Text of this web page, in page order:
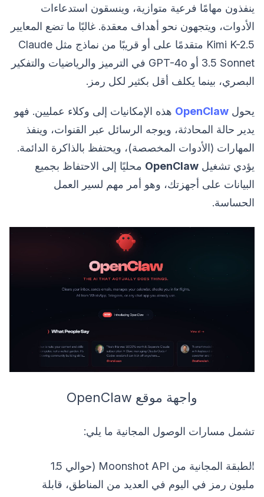
ينفذون مهامًا فرعية متوازية، وينسقون استدعاءات
الأدوات، ويتجهون نحو أهداف معقدة. غالبًا ما تضع المعايير
Kimi K-2.5 متقدمًا على أو قريبًا من نماذج مثل Claude
3.5 Sonnet أو GPT-4o في الترميز والرياضيات والتفكير
البصري، بينما يكلف أقل بكثير لكل رمز.
يحول OpenClaw هذه الإمكانيات إلى وكلاء عمليين. فهو
يدير حالة المحادثة، ويوجه الرسائل عبر القنوات، وينفذ
المهارات (الأدوات المخصصة)، ويحتفظ بالذاكرة الدائمة.
يؤدي تشغيل OpenClaw محليًا إلى الاحتفاظ بجميع
البيانات على أجهزتك، وهو أمر مهم لسير العمل
الحساسة.
واجهة موقع OpenClaw
تشمل مسارات الوصول المجانية ما يلي:
الطبقة المجانية من Moonshot API (حوالي 1.5
مليون رمز في اليوم في العديد من المناطق، قابلة